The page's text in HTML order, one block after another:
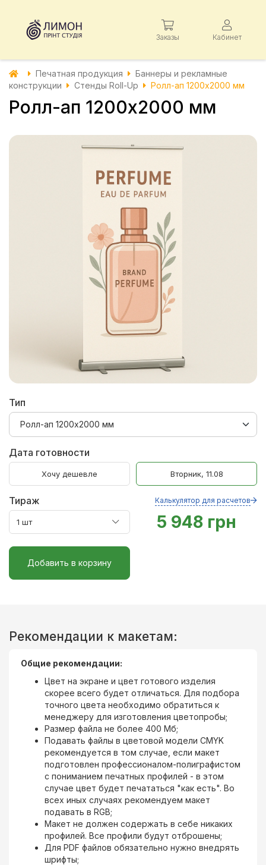
Заказы Кабинет
Печатная продукция
Баннеры и рекламные
конструкции
Стенды Roll-Up Ролл-ап 1200х2000 мм
Ролл-ап 1200х2000 мм
Тип
Дата готовности
Хочу дешевле Вторник, 11.08
Тираж Калькулятор для расчетов
5 948 грн
Добавить в корзину
Рекомендации к макетам:
Общие рекомендации:
Цвет на экране и цвет готового изделия
скорее всего будет отличаться. Для подбора
точного цвета необходимо обратиться к
менеджеру для изготовления цветопробы;
Размер файла не более 400 Мб;
Подавать файлы в цветовой модели CMYK
рекомендуется в том случае, если макет
подготовлен профессионалом-полиграфистом
с пониманием печатных профилей - в этом
случае цвет будет печататься "как есть". Во
всех иных случаях рекомендуем макет
подавать в RGB;
Макет не должен содержать в себе никаких
профилей. Все профили будут отброшены;
Для PDF файлов обязательно нужно внедрять
шрифты;